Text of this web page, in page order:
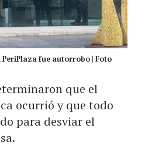
fue autorrobo | Foto
que el
ocurrió y que todo
para desviar el